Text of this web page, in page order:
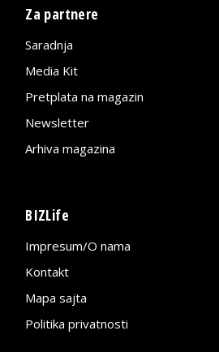
Za partnere
Saradnja
Media Kit
Pretplata na magazin
Newsletter
Arhiva magazina
BIZLife
Impresum/O nama
Kontakt
Mapa sajta
Politika privatnosti